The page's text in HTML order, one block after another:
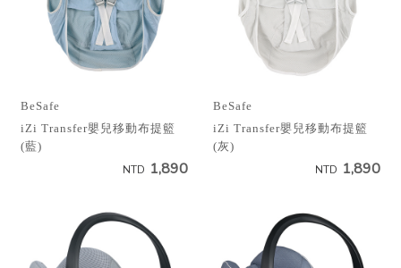
BeSafe
iZi Transfer嬰兒移動布提籃
(藍)
NTD 1,890
BeSafe
iZi Transfer嬰兒移動布提籃
(灰)
NTD 1,890